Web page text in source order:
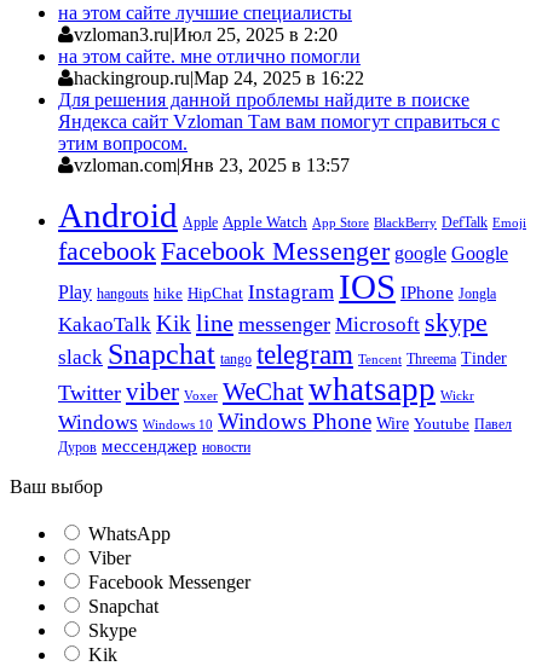
на этом сайте лучшие специалисты
vzloman3.ru|Июл 25, 2025 в 2:20
на этом сайте. мне отлично помогли
hackingroup.ru|Мар 24, 2025 в 16:22
Для решения данной проблемы найдите в поиске
Яндекса сайт Vzloman Там вам помогут справиться с
этим вопросом.
vzloman.com|Янв 23, 2025 в 13:57
Android Apple Apple Watch App Store BlackBerry DefTalk Emoji
facebookFacebook Messenger google Google
Play hangouts hike HipChat Instagram IOS IPhone Jongla
KakaoTalk Kik line messenger Microsoft skype
slack Snapchat tango telegram Tencent Threema Tinder
Twitter viber Voxer WeChatwhatsapp Wickr
Windows Windows 10 Windows Phone Wire Youtube Павел
Дуров мессенджер новости
Ваш выбор
WhatsApp
Viber
Facebook Messenger
Snapchat
Skype
Kik